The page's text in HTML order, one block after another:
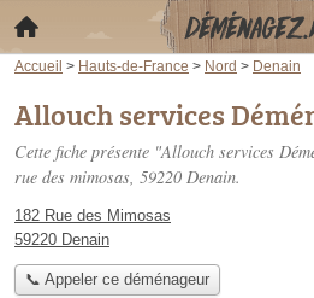
Accueil > Hauts-de-France > Nord > Denain
Allouch services
Cette fiche présente "Allouch services
rue des mimosas, 59220 Denain.
182 Rue des Mimosas
59220 Denain
📞 Appeler ce déménageur